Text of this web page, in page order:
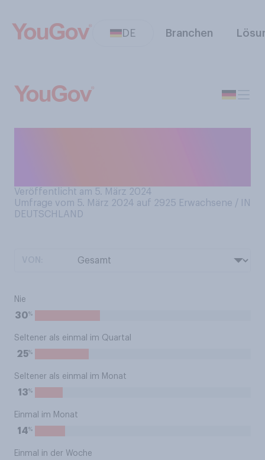
DE Branchen
Veröffentlicht am 5. März 2024
Umfrage vom 5. März 2024 auf 2925 Erwachsene / IN
DEUTSCHLAND
Nie
30%
Seltener als einmal im Quartal
25%
Seltener als einmal im Monat
13%
Einmal im Monat
14%
Einmal in der Woche